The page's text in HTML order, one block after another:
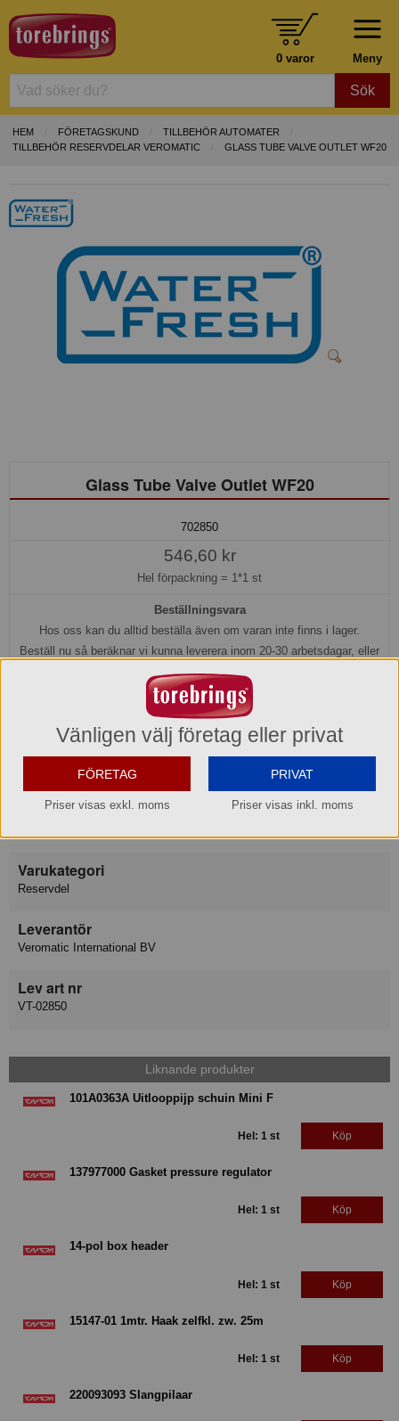
Meny
0 varor
Sök
HEM FÖRETAGSKUND
TILLBEHÖR AUTOMATER
TILLBEHÖR RESERVDELAR VEROMATIC
GLASS TUBE VALVE OUTLET WF20
Glass Tube Valve Outlet WF20
702850
546,60 kr
Hel förpackning = 1*1 st
Beställningsvara
Hos oss kan du alltid beställa även om varan inte finns i lager.
Beställ nu så beräknar vi kunna leverera inom 20-30 arbetsdagar, eller
senare om du önskar.
Köp »
Produktinformation
Varumärke
Varukategori
Reservdel
Leverantör
Veromatic International BV
Lev art nr
VT-02850
Liknande produkter
101A0363A Uitlooppijp schuin Mini F
Hel: 1 st Köp
137977000 Gasket pressure regulator
Hel: 1 st Köp
14-pol box header
Hel: 1 st Köp
15147-01 1mtr. Haak zelfkl. zw. 25m
Hel: 1 st Köp
220093093 Slangpilaar
Vänligen välj företag eller privat
FÖRETAG
Priser visas exkl. moms
PRIVAT
Priser visas inkl. moms